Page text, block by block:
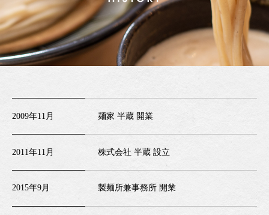
2009年11月 麺家 半蔵 開業
2011年11月 株式会社 半蔵 設立
2015年9月 製麺所兼事務所 開業